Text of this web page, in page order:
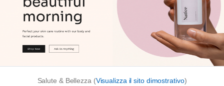
Salute & Bellezza (Visualizza il sito dimostrativo)